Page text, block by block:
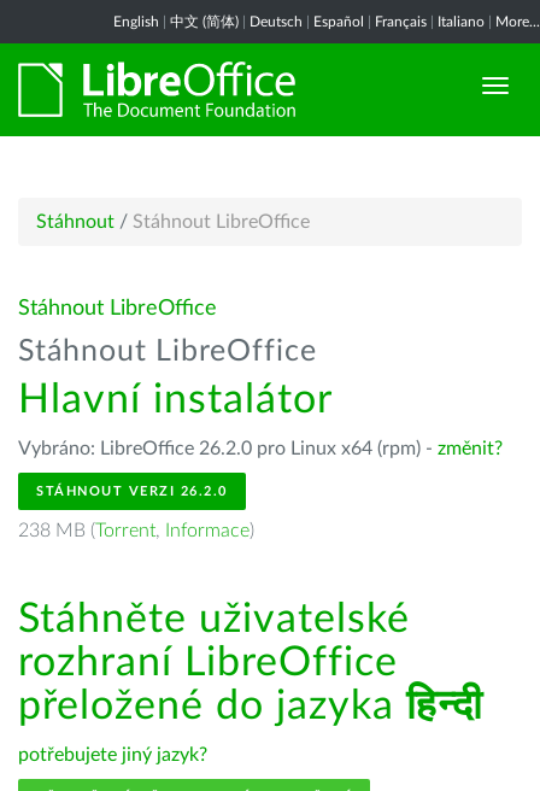
English 中文 (简体) Deutsch Español Français Italiano More...
Stáhnout / Stáhnout LibreOffice
Stáhnout LibreOffice
Stáhnout LibreOffice
Hlavní instalátor
Vybráno: LibreOffice 26.2.0 pro Linux x64 (rpm) - změnit?
STÁHNOUT VERZI 26.2.0
238 MB (Torrent, Informace)
Stáhněte uživatelské
rozhraní LibreOffice
přeložené do jazykaहिन्दी
potřebujete jiný jazyk?